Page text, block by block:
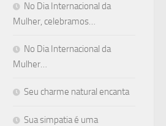
No Dia Internacional da
Mulher, celebramos…
No Dia Internacional da
Mulher…
Seu charme natural encanta
Sua simpatia é uma